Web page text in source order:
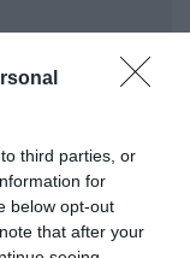
third parties, or
for
below opt-out
that after your
στο κράτος
ημέρες,
κάτι